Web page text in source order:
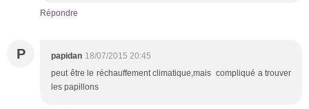
Répondre
P papidan 18/07/2015 20:45
peut être le réchauffement climatique,mais compliqué a trouver
les papillons